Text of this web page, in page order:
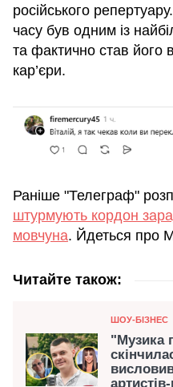
російського
часу був одним із
та фактично став його
кар’єри.
Раніше "Телеграф"
штурмують кордон
мовчуна. Йдеться про
Читайте також:
Категорія
ШОУ-БІЗНЕС
"Музика